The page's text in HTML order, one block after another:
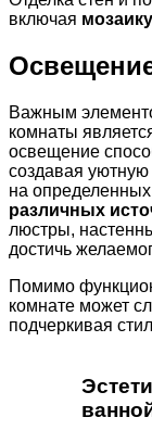
включая мозаику
Важным
комнаты
освещение
создавая
на
различных
люстры,
достичь
Помимо
комнате может
подчеркивая